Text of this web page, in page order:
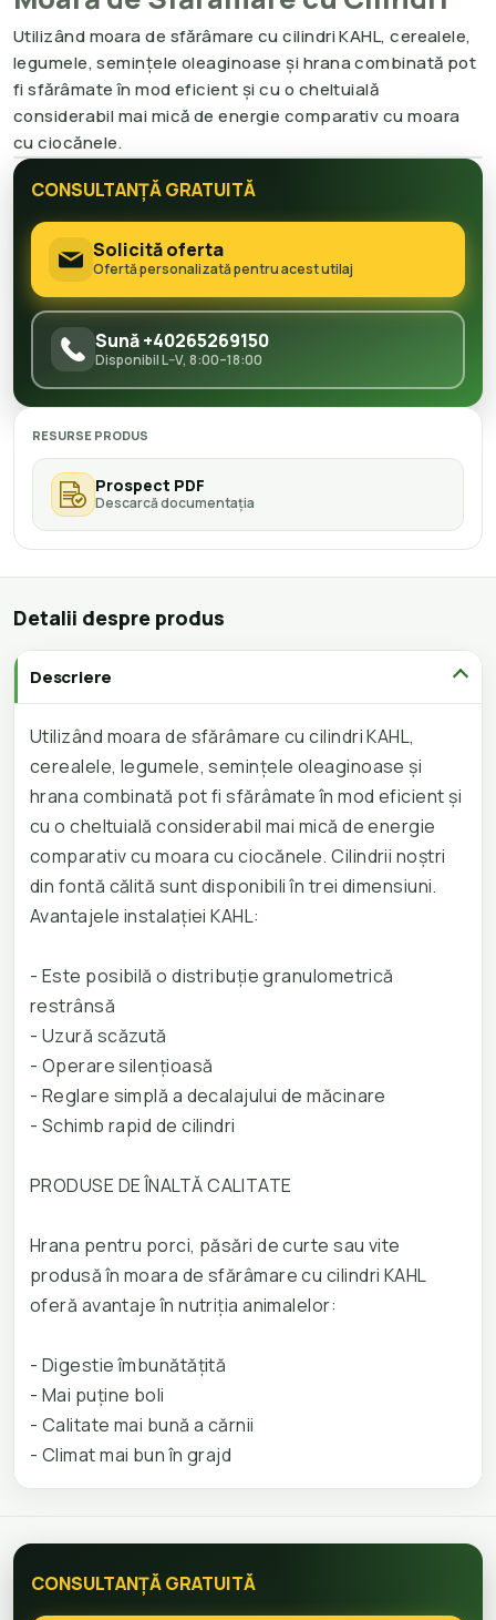
Utilizând moara de sfărâmare cu cilindri KAHL, cerealele,
legumele, seminţele oleaginoase şi hrana combinată pot
fi sfărâmate în mod eficient şi cu o cheltuială
considerabil mai mică de energie comparativ cu moara
cu ciocănele.
CONSULTANȚĂ GRATUITĂ
Solicită oferta
Ofertă personalizată pentru acest utilaj
Sună +40265269150
Disponibil L–V, 8:00–18:00
RESURSE PRODUS
Prospect PDF
Descarcă documentația
Detalii despre produs
Descriere
Utilizând moara de sfărâmare cu cilindri KAHL,
cerealele, legumele, seminţele oleaginoase şi
hrana combinată pot fi sfărâmate în mod eficient şi
cu o cheltuială considerabil mai mică de energie
comparativ cu moara cu ciocănele. Cilindrii noştri
din fontă călită sunt disponibili în trei dimensiuni.
Avantajele instalaţiei KAHL:
- Este posibilă o distribuţie granulometrică
restrânsă
- Uzură scăzută
- Operare silenţioasă
- Reglare simplă a decalajului de măcinare
- Schimb rapid de cilindri
PRODUSE DE ÎNALTĂ CALITATE
Hrana pentru porci, păsări de curte sau vite
produsă în moara de sfărâmare cu cilindri KAHL
oferă avantaje în nutriţia animalelor:
- Digestie îmbunătăţită
- Mai puţine boli
- Calitate mai bună a cărnii
- Climat mai bun în grajd
CONSULTANȚĂ GRATUITĂ